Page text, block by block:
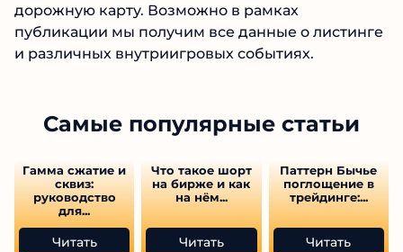
дорожную карту. Возможно в рамках
публикации мы получим все данные о листинге
и различных внутриигровых событиях.
Самые популярные статьи
Гамма сжатие и
сквиз:
руководство
для...
Читать
Что такое шорт
на бирже и как
на нём...
Читать
Паттерн Бычье
поглощение в
трейдинге:...
Читать